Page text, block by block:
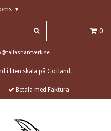
▾
0
i liten skala på Gotland.
Betala med Faktura